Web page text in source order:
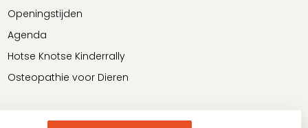
Openingstijden
Agenda
Hotse Knotse Kinderrally
Osteopathie voor Dieren